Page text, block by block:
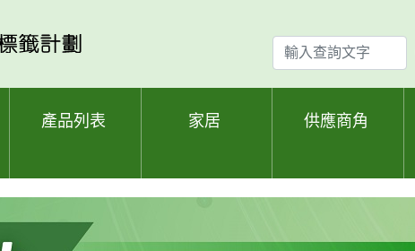
輸
入
查
產品列表 家居 供應商角